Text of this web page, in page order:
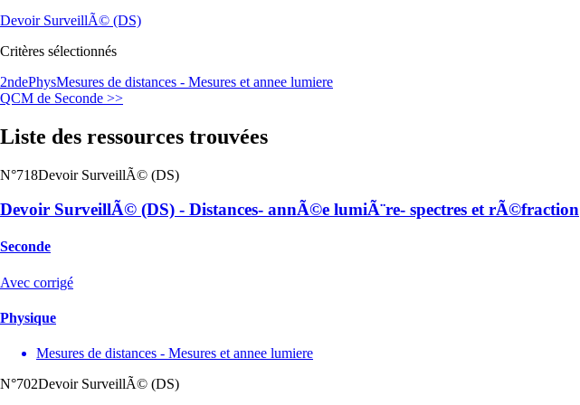
Devoir SurveillÃ© (DS)
Critères sélectionnés
2ndePhysMesures de distances - Mesures et annee lumiere
QCM de Seconde >>
Liste des ressources trouvées
N°718Devoir SurveillÃ© (DS)
Devoir SurveillÃ© (DS) - Distances- annÃ©e lumiÃ¨re- spectres et rÃ©fraction
Seconde
Avec corrigé
Physique
Mesures de distances - Mesures et annee lumiere
N°702Devoir SurveillÃ© (DS)